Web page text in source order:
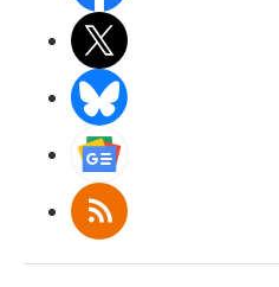
RSS